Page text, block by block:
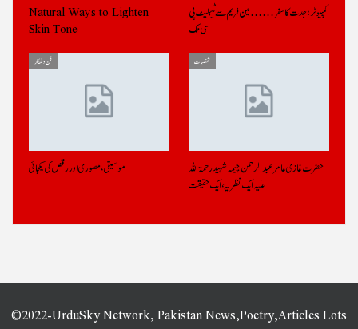
Natural Ways to Lighten
Skin Tone
کمپیوٹر ؛ جدت کا سفر……مین فریم سےٹیبلیٹ پی
سی تک
فن و فنکار
موسیقی، مصوری اور رقص کی یکجائی
شخصیات
حضرت غازی عامر عبد الرحمن چیمہ شہید رحمة اللہ
علیہ ایک نظریہ ،ایک حقیقت
©2022-UrduSky Network, Pakistan News,Poetry,Articles Lots